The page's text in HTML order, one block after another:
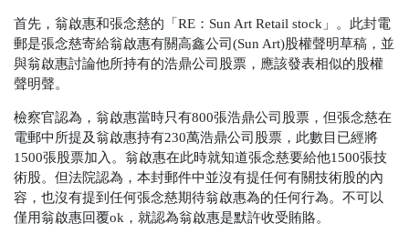
首先，翁啟惠和張念慈的「RE：Sun Art Retail stock」。此封電
郵是張念慈寄給翁啟惠有關高鑫公司(Sun Art)股權聲明草稿，並
與翁啟惠討論他所持有的浩鼎公司股票，應該發表相似的股權
聲明聲。
檢察官認為，翁啟惠當時只有800張浩鼎公司股票，但張念慈在
電郵中所提及翁啟惠持有230萬浩鼎公司股票，此數目已經將
1500張股票加入。翁啟惠在此時就知道張念慈要給他1500張技
術股。但法院認為，本封郵件中並沒有提任何有關技術股的內
容，也沒有提到任何張念慈期待翁啟惠為的任何行為。不可以
僅用翁啟惠回覆ok，就認為翁啟惠是默許收受賄賂。